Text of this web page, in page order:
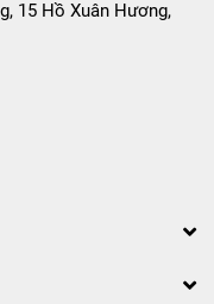
15 Hồ Xuân Hương,